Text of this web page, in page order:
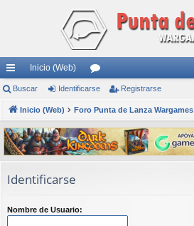
nl
ac
es
rá
pi
s
Inicio (Web)
or
os
Buscar Identificarse Registrarse
Inicio (Web) Foro Punta de Lanza Wargames
Identificarse
Nombre de Usuario: